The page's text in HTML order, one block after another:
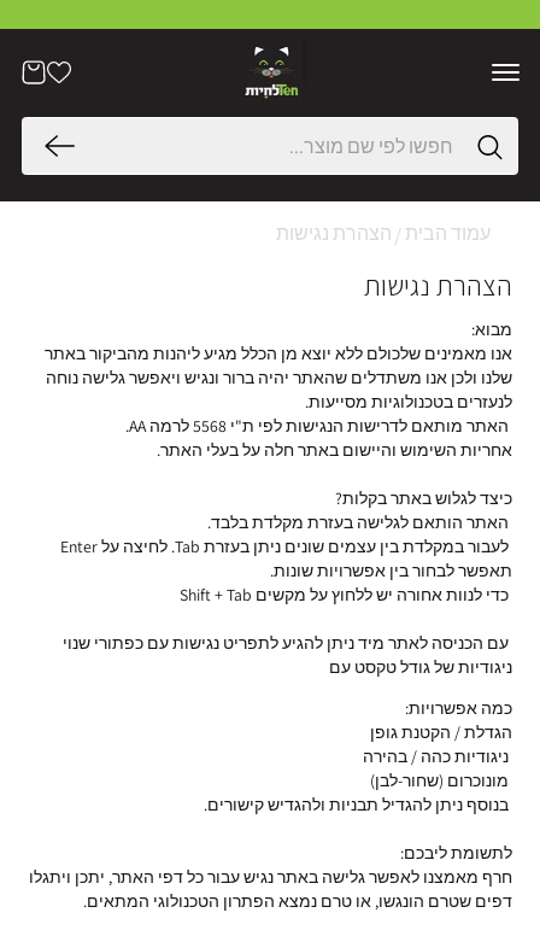
הרשימה
שליעֲגָלָה
עמוד הבית הצהרת נגישות
הצהרת נגישות
מבוא:
אנו מאמינים שלכולם ללא יוצא מן הכלל מגיע ליהנות מהביקור באתר
שלנו ולכן אנו משתדלים שהאתר יהיה ברור ונגיש ויאפשר גלישה נוחה
לנעזרים בטכנולוגיות מסייעות.
האתר מותאם לדרישות הנגישות לפי ת"י 5568 לרמה AA.
אחריות השימוש והיישום באתר חלה על בעלי האתר.
כיצד לגלוש באתר בקלות?
האתר הותאם לגלישה בעזרת מקלדת בלבד.
לעבור במקלדת בין עצמים שונים ניתן בעזרת Tab. לחיצה על Enter
תאפשר לבחור בין אפשרויות שונות.
כדי לנוות אחורה יש ללחוץ על מקשים Shift + Tab
עם הכניסה לאתר מיד ניתן להגיע לתפריט נגישות עם כפתורי שנוי
ניגודיות של גודל טקסט עם
כמה אפשרויות:
הגדלת / הקטנת גופן
ניגודיות כהה / בהירה
מונוכרום (שחור-לבן)
בנוסף ניתן להגדיל תבניות ולהגדיש קישורים.
לתשומת ליבכם:
חרף מאמצנו לאפשר גלישה באתר נגיש עבור כל דפי האתר, יתכן ויתגלו
דפים שטרם הונגשו, או טרם נמצא הפתרון הטכנולוגי המתאים.